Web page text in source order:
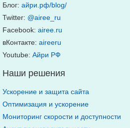
Блог: айри.рф/blog/
Twitter: @airee_ru
Facebook: airee.ru
вКонтакте: aireeru
Youtube: Айри РФ
Наши решения
Ускорение и защита сайта
Оптимизация и ускорение
Мониторинг скорости и доступности